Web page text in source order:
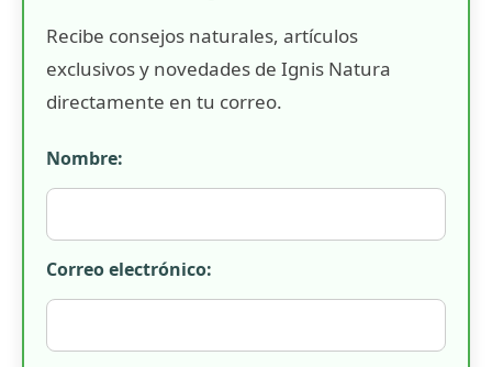
Recibe consejos naturales, artículos
exclusivos y novedades de Ignis Natura
directamente en tu correo.
Nombre:
Correo electrónico: